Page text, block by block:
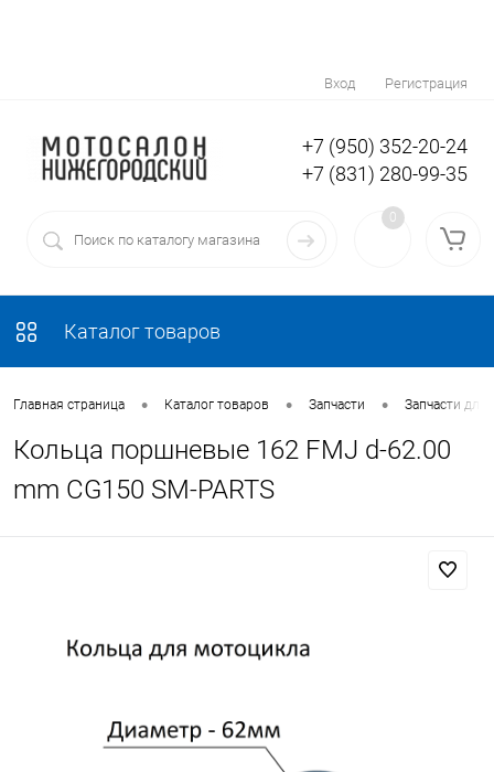
Вход Регистрация
+7 (950) 352-20-24
+7 (831) 280-99-35
0
Каталог товаров
Главная страница • Каталог товаров • Запчасти • Запчасти для
Кольца поршневые 162 FMJ d-62.00
mm CG150 SM-PARTS